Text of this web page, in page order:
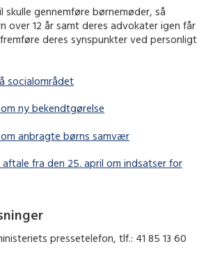
skulle gennemføre børnemøder, så
over 12 år samt deres advokater igen får
deres synspunkter ved personligt
socialområdet
ny bekendtgørelse
anbragte børns samvær
fra den 25. april om indsatser for
pressetelefon, tlf.: 41 85 13 60